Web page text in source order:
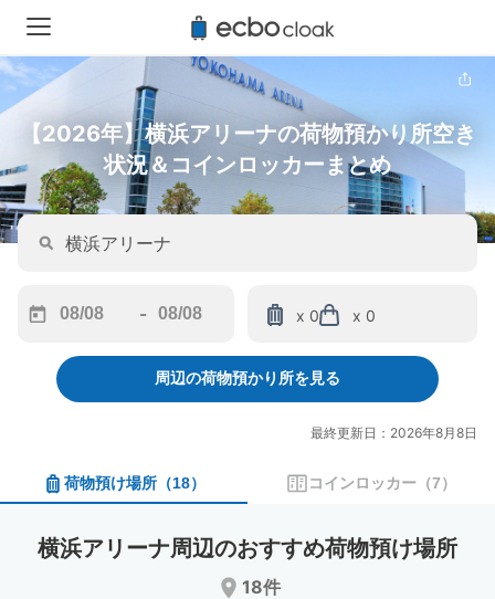
【2026年】横浜アリーナの荷物預かり所空き
状況＆コインロッカーまとめ
forward
interact
calendar
and
a
date.
-
backward
to
interact
calendar
and
a
date.
x 0 x 0
周辺の荷物預かり所を見る
最終更新日：2026年8月8日
荷物預け場所 （18） コインロッカー （7）
横浜アリーナ周辺のおすすめ荷物預け場所
18件